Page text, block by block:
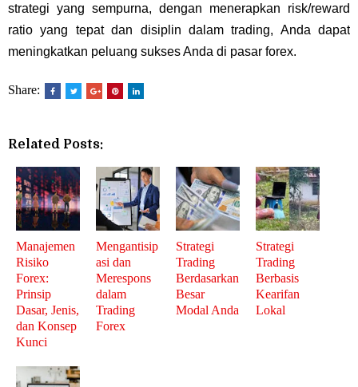
strategi yang sempurna, dengan menerapkan risk/reward
ratio yang tepat dan disiplin dalam trading, Anda dapat
meningkatkan peluang sukses Anda di pasar forex.
Share:
Related Posts:
Manajemen
Risiko
Forex:
Prinsip
Dasar, Jenis,
dan Konsep
Kunci
Mengantisip
asi dan
Merespons
dalam
Trading
Forex
Strategi
Trading
Berdasarkan
Besar
Modal Anda
Strategi
Trading
Berbasis
Kearifan
Lokal